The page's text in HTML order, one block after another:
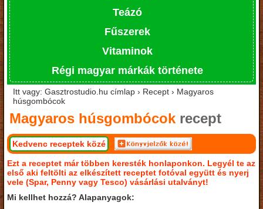
Teázó
Fűszerek
Vitaminok
Régi magyar márkák története
Itt vagy: Gasztrostudio.hu címlap › Recept › Magyaros
húsgombócok
Magyaros húsgombócok recept
Kedvenc receptek közé
Ezt a receptet már többen keresték honlaponkon. Legyél te az
első aki feltölti az elkészített receptet fotóval együtt és nyerj
vele (Spar, Penny vagy Tesco) vásárlási utalványt!
Mi kellhet hozzá? Alapanyagok: